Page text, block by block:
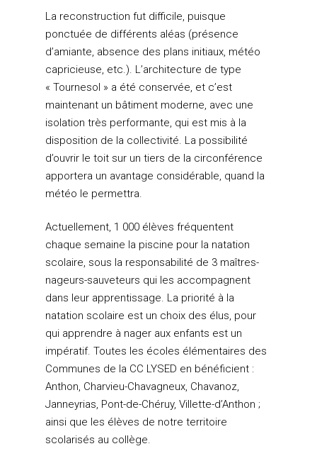
La reconstruction fut difficile, puisque
ponctuée de différents aléas (présence
d’amiante, absence des plans initiaux, météo
capricieuse, etc.). L’architecture de type
« Tournesol » a été conservée, et c’est
maintenant un bâtiment moderne, avec une
isolation très performante, qui est mis à la
disposition de la collectivité. La possibilité
d’ouvrir le toit sur un tiers de la circonférence
apportera un avantage considérable, quand la
météo le permettra.
Actuellement, 1 000 élèves fréquentent
chaque semaine la piscine pour la natation
scolaire, sous la responsabilité de 3 maîtres-
nageurs-sauveteurs qui les accompagnent
dans leur apprentissage. La priorité à la
natation scolaire est un choix des élus, pour
qui apprendre à nager aux enfants est un
impératif. Toutes les écoles élémentaires des
Communes de la CC LYSED en bénéficient :
Anthon, Charvieu-Chavagneux, Chavanoz,
Janneyrias, Pont-de-Chéruy, Villette-d’Anthon ;
ainsi que les élèves de notre territoire
scolarisés au collège.
représentants au sein
Déchèteries
Broyeur de végétaux
Compostage
Biodéchets
Autres déchets
PREVENTION
Mon Tri
Eau
Assainissement
GEMAPI
Rénovation énergétique
PLAN CLIMAT AIR
Démarche d’élaboration
Documents
Club Climat
Mise en oeuvre
Plan de Protection de
l’Atmosphère
Fonds Air Bois
PISCINE
TRÈS HAUT DÉBIT
AUTRES
Développement
Aires d’accueil des
voyage
Logement
QUESTIONS
CONTACT